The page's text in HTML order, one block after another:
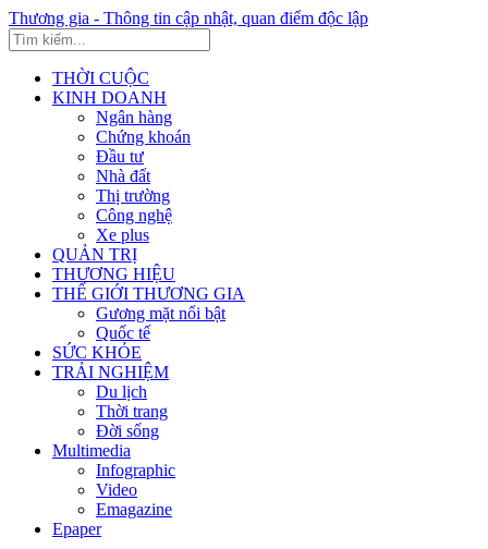
Thương gia - Thông tin cập nhật, quan điểm độc lập
THỜI CUỘC
KINH DOANH
Ngân hàng
Chứng khoán
Đầu tư
Nhà đất
Thị trường
Công nghệ
Xe plus
QUẢN TRỊ
THƯƠNG HIỆU
THẾ GIỚI THƯƠNG GIA
Gương mặt nổi bật
Quốc tế
SỨC KHỎE
TRẢI NGHIỆM
Du lịch
Thời trang
Đời sống
Multimedia
Infographic
Video
Emagazine
Epaper